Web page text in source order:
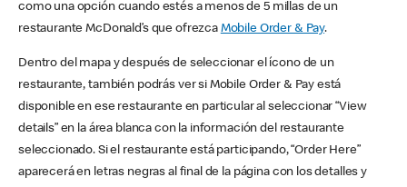
como una opción cuando estés a menos de 5 millas de un
restaurante McDonald’s que ofrezca Mobile Order & Pay.
Dentro del mapa y después de seleccionar el ícono de un
restaurante, también podrás ver si Mobile Order & Pay está
disponible en ese restaurante en particular al seleccionar “View
details” en la área blanca con la información del restaurante
seleccionado. Si el restaurante está participando, “Order Here”
aparecerá en letras negras al final de la página con los detalles y